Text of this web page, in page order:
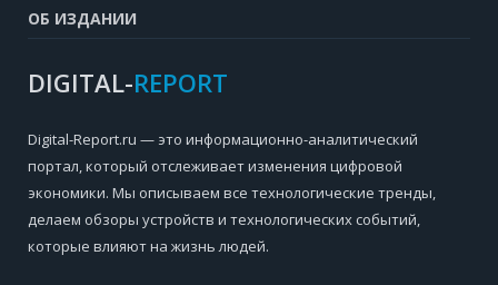
ОБ ИЗДАНИИ
DIGITAL-REPORT
Digital-Report.ru — это информационно-аналитический
портал, который отслеживает изменения цифровой
экономики. Мы описываем все технологические тренды,
делаем обзоры устройств и технологических событий,
которые влияют на жизнь людей.